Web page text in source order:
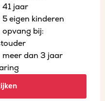
41 jaar
5 eigen kinderen
opvang bij:
meer dan 3 jaar